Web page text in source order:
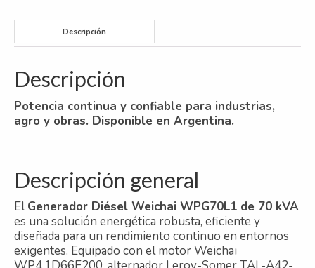
ARSA
Generación
cantidad
Descripción
Descripción
Potencia continua y confiable para industrias,
agro y obras. Disponible en Argentina.
Descripción general
ElGenerador Diésel Weichai WPG70L1 de 70 kVA
es una solución energética robusta, eficiente y
diseñada para un rendimiento continuo en entornos
exigentes. Equipado con el motor Weichai